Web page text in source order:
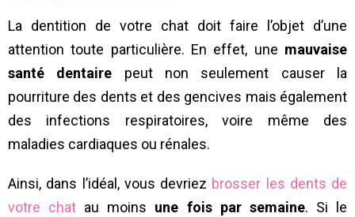
La dentition de votre chat doit faire l’objet d’une
attention toute particulière. En effet, une mauvaise
santé dentaire peut non seulement causer la
pourriture des dents et des gencives mais également
des infections respiratoires, voire même des
maladies cardiaques ou rénales.
Ainsi, dans l’idéal, vous devriez brosser les dents de
votre chat au moins une fois par semaine. Si le